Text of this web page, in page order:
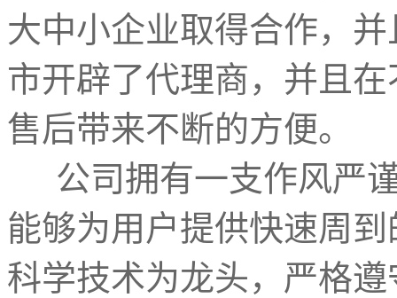
大中小企业取得合作，
市开辟了代理商，并且
售后带来不断的方便。
公司拥有一支作风严
能够为用户提供快速周
科学技术为龙头，严格遵